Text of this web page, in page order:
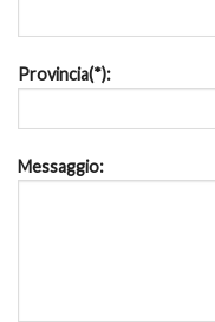
Provincia(*):
Messaggio: